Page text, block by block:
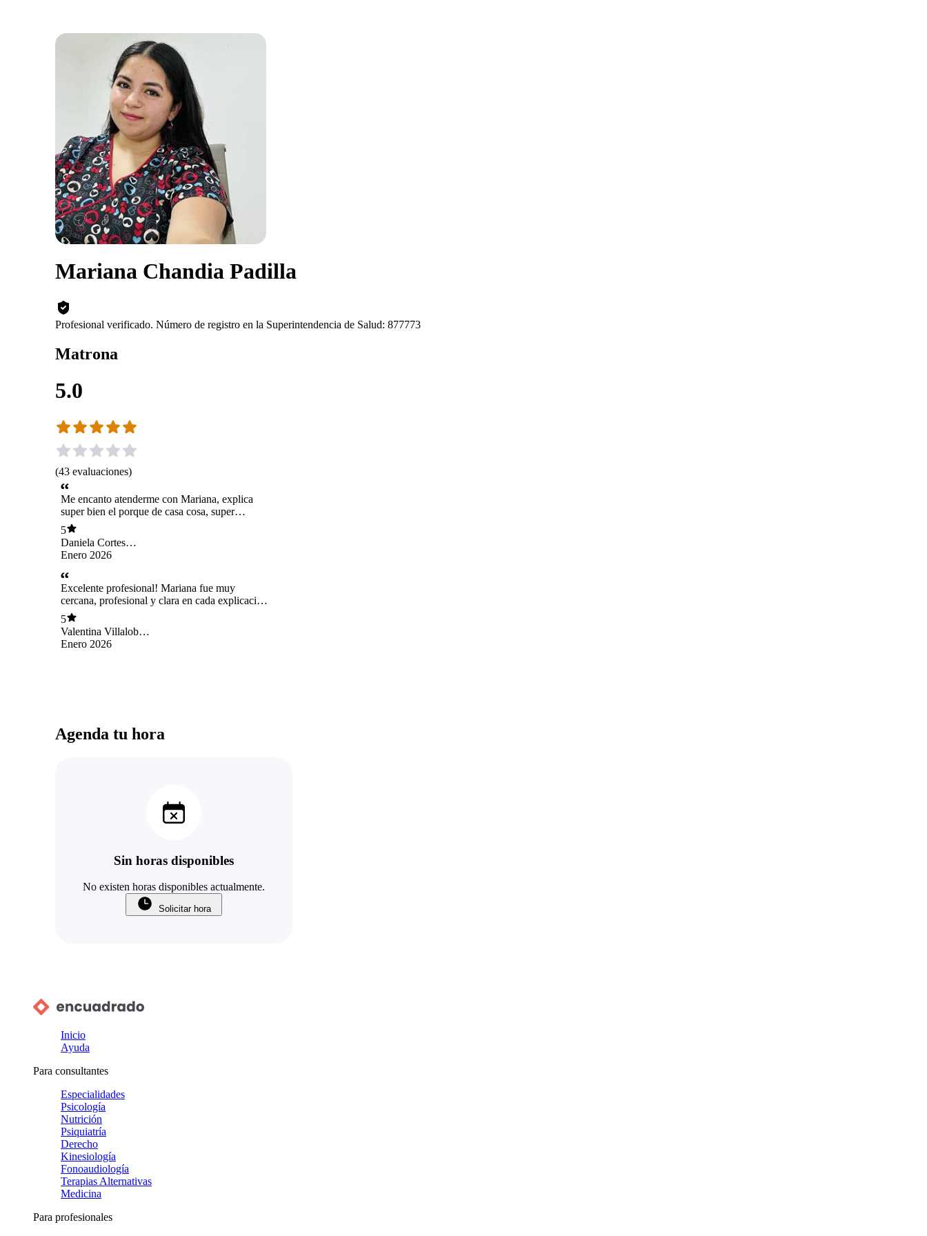
Mariana Chandia Padilla
Profesional verificado. Número de registro en la Superintendencia de Salud: 877773
Matrona
5.0
(43 evaluaciones)
Me encanto atenderme con Mariana, explica
super bien el porque de casa cosa, super
amorosa. Agradezco su sinceridad con respecto
al tratamiento que me dio otro profesional y el
buscar soluciones rapidas a mi caso.
5
Daniela Cortes
Saavedra
Enero 2026
Excelente profesional! Mariana fue muy
cercana, profesional y clara en cada explicación.
Se tomó el tiempo de resolver todas mis dudas.
La recomiendo 100%
5
Valentina Villalobos
Chacón
Enero 2026
Agenda tu hora
Sin horas disponibles
No existen horas disponibles actualmente.
Solicitar hora
Inicio
Ayuda
Para consultantes
Especialidades
Psicología
Nutrición
Psiquiatría
Derecho
Kinesiología
Fonoaudiología
Terapias Alternativas
Medicina
Para profesionales